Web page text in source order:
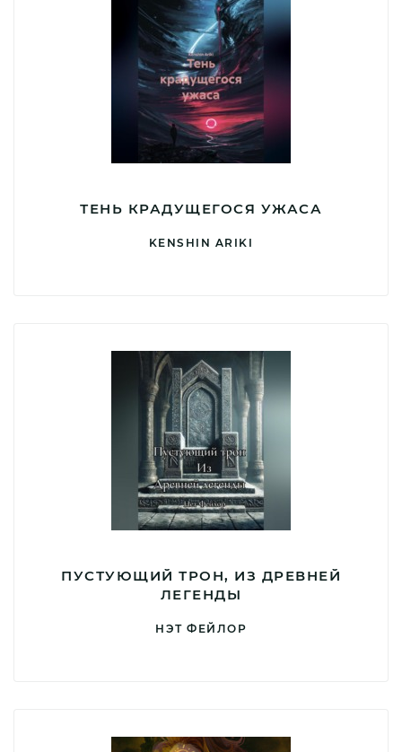
ТЕНЬ КРАДУЩЕГОСЯ УЖАСА
KENSHIN ARIKI
ПУСТУЮЩИЙ ТРОН, ИЗ ДРЕВНЕЙ
ЛЕГЕНДЫ
НЭТ ФЕЙЛОР